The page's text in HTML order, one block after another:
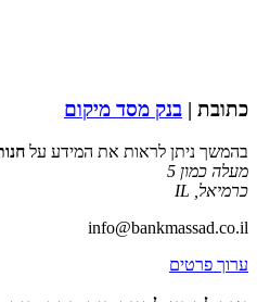
כתובת | בנק מסד מיקום
בהמשך ניתן לראות את המידע על
מעלה כמון 5
כרמיאל IL
info@bankmassad.co.il
ערוך פרטים